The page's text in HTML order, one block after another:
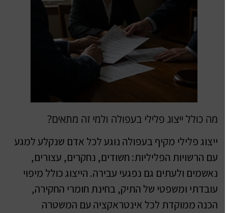
מה כולל ייצוג פלילי בעפולה ולמי זה מתאים?
ייצוג פלילי מקיף בעפולה נוגע לכל אדם שנקלע למגע
עם הרשויות הפליליות: חשודים, נחקרים, עצורים,
נאשמים ולעתים גם נפגעי עבירה. הייצוג כולל מיפוי
עובדתי ומשפטי של התיק, בחינת חומרי החקירה,
הכנה ממוקדת לכל אינטראקציה עם המשטרה